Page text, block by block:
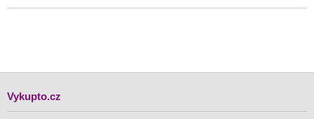
Vykupto.cz